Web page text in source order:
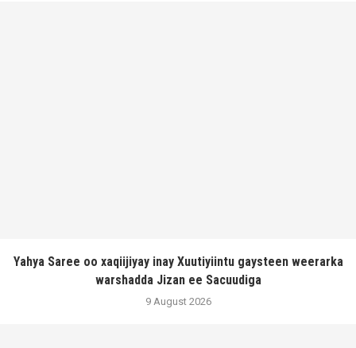
Yahya Saree oo xaqiijiyay inay Xuutiyiintu gaysteen weerarka
warshadda Jizan ee Sacuudiga
9 August 2026